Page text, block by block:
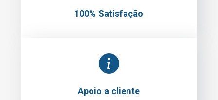
100% Satisfação
Apoio a cliente